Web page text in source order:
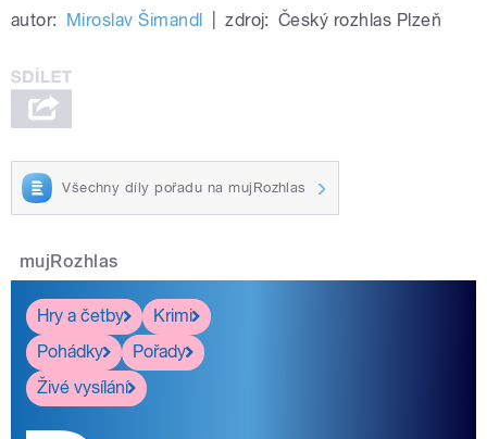
autor: Miroslav Šimandl zdroj: Český rozhlas Plzeň
Všechny díly pořadu na mujRozhlas
mujRozhlas
Hry a četby
Krimi
Pohádky
Pořady
Živé vysílání